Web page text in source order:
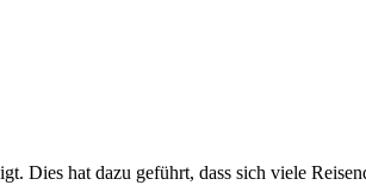
Dies hat dazu geführt, dass sich viele